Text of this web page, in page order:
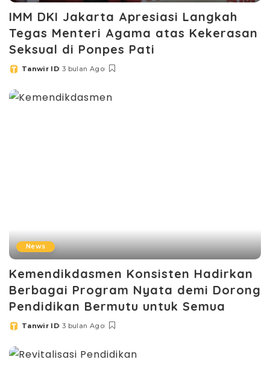
IMM DKI Jakarta Apresiasi Langkah
Tegas Menteri Agama atas Kekerasan
Seksual di Ponpes Pati
Posted
Tanwir ID 3 bulan Ago
News
Kemendikdasmen Konsisten Hadirkan
Berbagai Program Nyata demi Dorong
Pendidikan Bermutu untuk Semua
Posted
Tanwir ID 3 bulan Ago